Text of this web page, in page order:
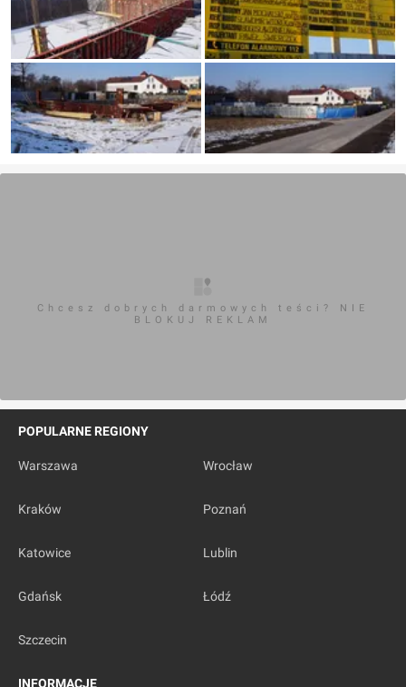
Chcesz dobrych darmowych teści? NIE
BLOKUJ REKLAM
POPULARNE REGIONY
Warszawa Wrocław
Kraków Poznań
Katowice Lublin
Gdańsk Łódź
Szczecin
INFORMACJE